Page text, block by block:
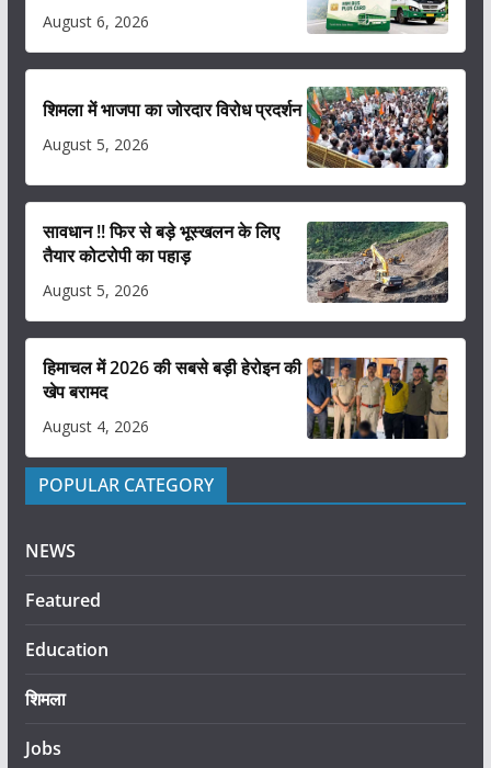
August 6, 2026
शिमला में भाजपा का जोरदार विरोध प्रदर्शन
August 5, 2026
सावधान !! फिर से बड़े भूस्खलन के लिए
तैयार कोटरोपी का पहाड़
August 5, 2026
हिमाचल में 2026 की सबसे बड़ी हेरोइन की
खेप बरामद
August 4, 2026
POPULAR CATEGORY
NEWS
Featured
Education
शिमला
Jobs